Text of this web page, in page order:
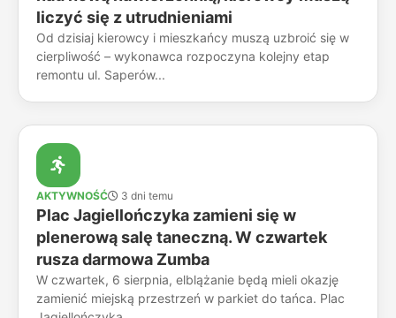
liczyć się z utrudnieniami
Od dzisiaj kierowcy i mieszkańcy muszą uzbroić się w
cierpliwość – wykonawca rozpoczyna kolejny etap
remontu ul. Saperów...
AKTYWNOŚĆ 3 dni temu
Plac Jagiellończyka zamieni się w
plenerową salę taneczną. W czwartek
rusza darmowa Zumba
W czwartek, 6 sierpnia, elblążanie będą mieli okazję
zamienić miejską przestrzeń w parkiet do tańca. Plac